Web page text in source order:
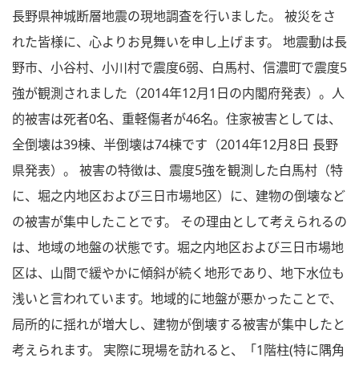
長野県神城断層地震の現地調査を行いました。 被災をさ
れた皆様に、心よりお見舞いを申し上げます。 地震動は長
野市、小谷村、小川村で震度6弱、白馬村、信濃町で震度5
強が観測されました（2014年12月1日の内閣府発表）。人
的被害は死者0名、重軽傷者が46名。住家被害としては、
全倒壊は39棟、半倒壊は74棟です（2014年12月8日 長野
県発表）。 被害の特徴は、震度5強を観測した白馬村（特
に、堀之内地区および三日市場地区）に、建物の倒壊など
の被害が集中したことです。 その理由として考えられるの
は、地域の地盤の状態です。堀之内地区および三日市場地
区は、山間で緩やかに傾斜が続く地形であり、地下水位も
浅いと言われています。地域的に地盤が悪かったことで、
局所的に揺れが増大し、建物が倒壊する被害が集中したと
考えられます。 実際に現場を訪れると、「1階柱(特に隅角